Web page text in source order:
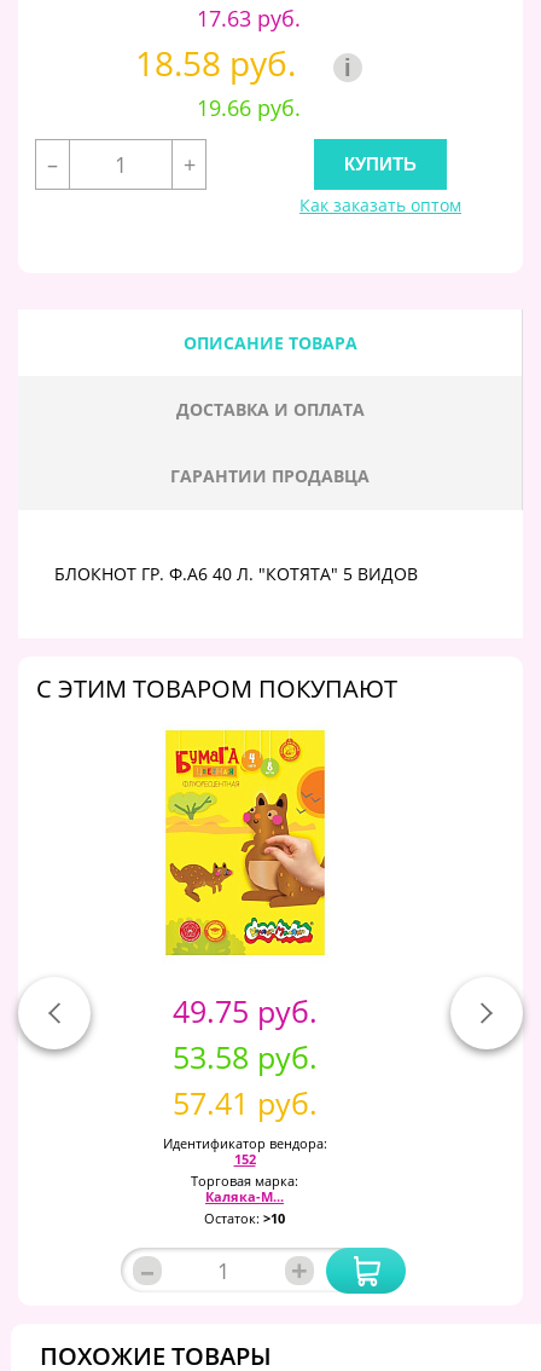
17.63 руб.
18.58 руб. i
19.66 руб.
–
+
Как заказать оптом
ОПИСАНИЕ ТОВАРА
ДОСТАВКА И ОПЛАТА
ГАРАНТИИ ПРОДАВЦА
БЛОКНОТ ГР. Ф.А6 40 Л. "КОТЯТА" 5 ВИДОВ
C ЭТИМ ТОВАРОМ ПОКУПАЮТ
49.75 руб.
53.58 руб.
57.41 руб.
Идентификатор вендора:
152
Торговая марка:
Каляка-М...
Остаток: >10
– +
ПОХОЖИЕ ТОВАРЫ